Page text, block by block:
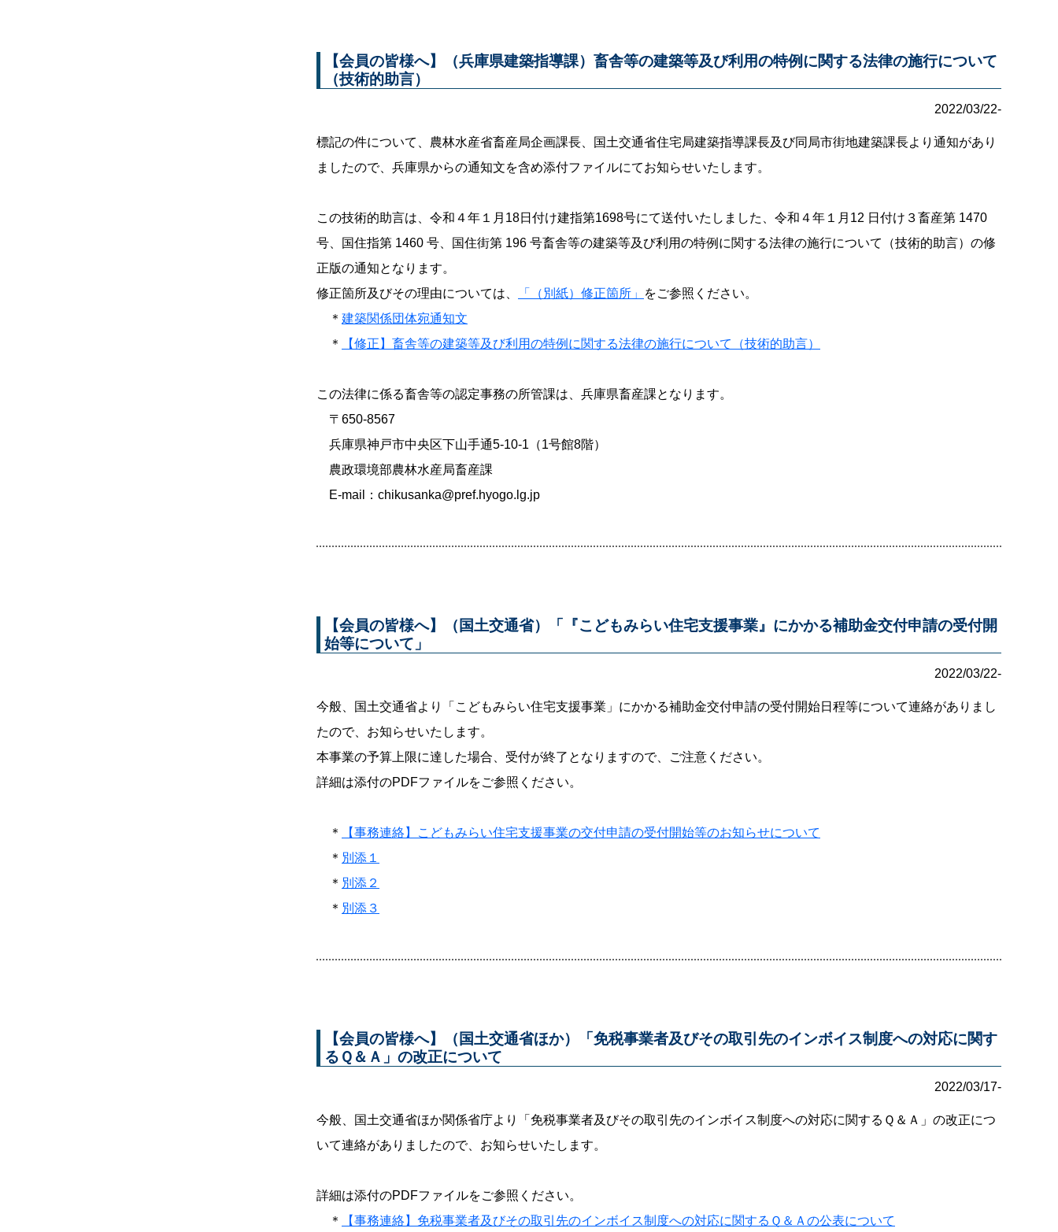
【会員の皆様へ】（兵庫県建築指導課）畜舎等の建築等及び利用の特例に関する法律の施行について
（技術的助言）
2022/03/22-
標記の件について、農林水産省畜産局企画課長、国土交通省住宅局建築指導課長及び同局市街地建築課長より通知があり
ましたので、兵庫県からの通知文を含め添付ファイルにてお知らせいたします。
この技術的助言は、令和４年１月18日付け建指第1698号にて送付いたしました、令和４年１月12 日付け３畜産第 1470
号、国住指第 1460 号、国住街第 196 号畜舎等の建築等及び利用の特例に関する法律の施行について（技術的助言）の修
正版の通知となります。
修正箇所及びその理由については、
「（別紙）修正箇所」
をご参照ください。
＊ 建築関係団体宛通知文
＊
【修正】畜舎等の建築等及び利用の特例に関する法律の施行について（技術的助言）
この法律に係る畜舎等の認定事務の所管課は、兵庫県畜産課となります。
〒650-8567
兵庫県神戸市中央区下山手通5-10-1（1号館8階）
農政環境部農林水産局畜産課
E-mail：chikusanka@pref.hyogo.lg.jp
【会員の皆様へ】（国土交通省）「『こどもみらい住宅支援事業』にかかる補助金交付申請の受付開
始等について」
2022/03/22-
今般、国土交通省より「こどもみらい住宅支援事業」にかかる補助金交付申請の受付開始日程等について連絡がありまし
たので、お知らせいたします。
本事業の予算上限に達した場合、受付が終了となりますので、ご注意ください。
詳細は添付のPDFファイルをご参照ください。
＊
【事務連絡】こどもみらい住宅支援事業の交付申請の受付開始等のお知らせについて
＊ 別添１
＊ 別添２
＊ 別添３
【会員の皆様へ】（国土交通省ほか）「免税事業者及びその取引先のインボイス制度への対応に関す
るＱ＆Ａ」の改正について
2022/03/17-
今般、国土交通省ほか関係省庁より「免税事業者及びその取引先のインボイス制度への対応に関するＱ＆Ａ」の改正につ
いて連絡がありましたので、お知らせいたします。
詳細は添付のPDFファイルをご参照ください。
＊
【事務連絡】免税事業者及びその取引先のインボイス制度への対応に関するＱ＆Ａの公表について